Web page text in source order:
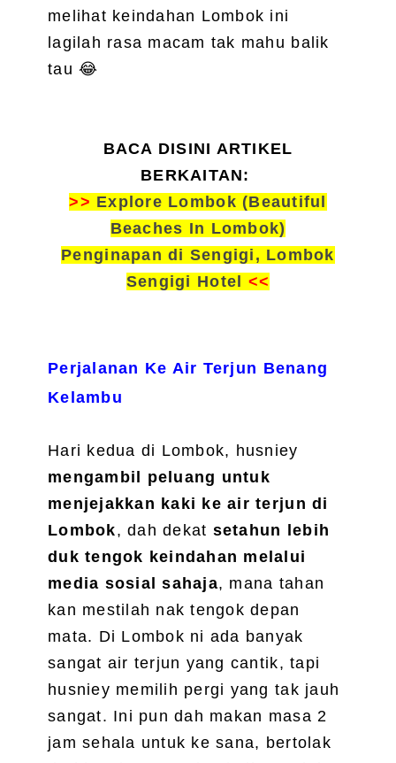
melihat keindahan Lombok ini
lagilah rasa macam tak mahu balik
tau 😂
BACA DISINI ARTIKEL
BERKAITAN:
>> Explore Lombok (Beautiful
Beaches In Lombok)
Penginapan di Sengigi, Lombok
Sengigi Hotel <<
Perjalanan Ke Air Terjun Benang
Kelambu
Hari kedua di Lombok, husniey
mengambil peluang untuk
menjejakkan kaki ke air terjun di
Lombok, dah dekat setahun lebih
duk tengok keindahan melalui
media sosial sahaja, mana tahan
kan mestilah nak tengok depan
mata. Di Lombok ni ada banyak
sangat air terjun yang cantik, tapi
husniey memilih pergi yang tak jauh
sangat. Ini pun dah makan masa 2
jam sehala untuk ke sana, bertolak